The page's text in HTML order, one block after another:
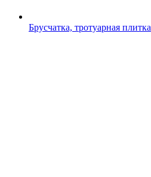
Брусчатка, тротуарная плитка